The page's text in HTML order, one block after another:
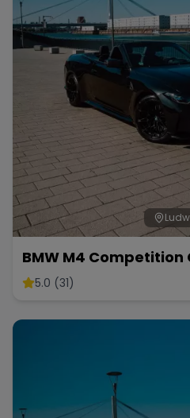
BMW M4 Competition
5.0 (31)